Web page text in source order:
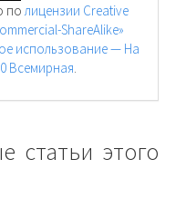
полицензии Creative
ShareAlike»
использование — На
Всемирная.
статьи этого